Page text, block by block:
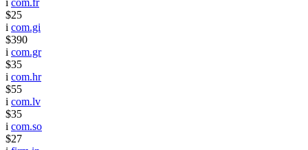
i com.fr
$25
i com.gi
$390
i com.gr
$35
i com.hr
$55
i com.lv
$35
i com.so
$27